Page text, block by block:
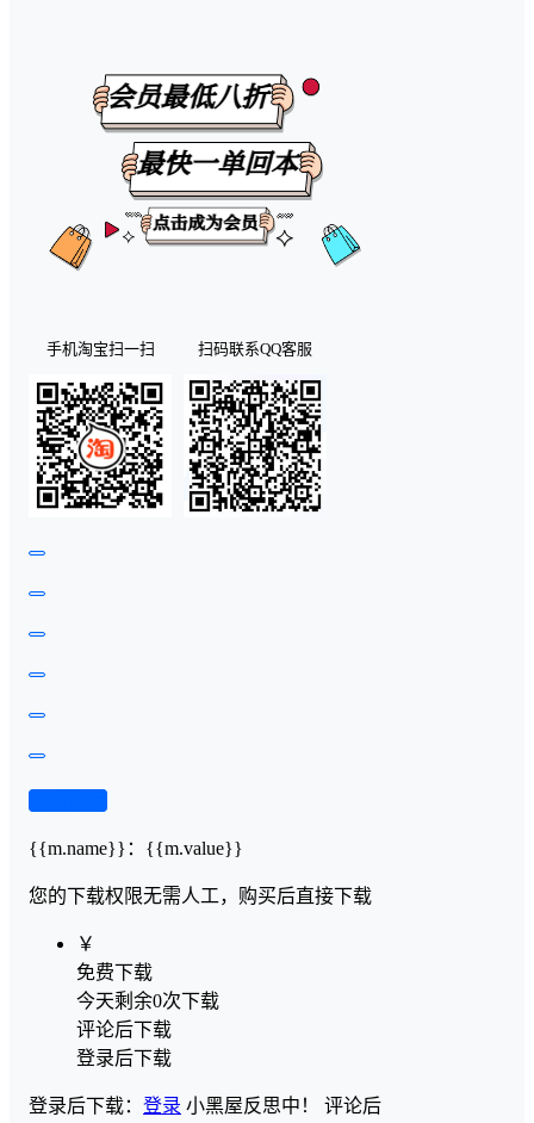
手机淘宝扫一扫 扫码联系QQ客服
{{m.name}} ： {{m.value}}
您的下载权限无需人工，购买后直接下载
￥
免费下载
今天剩余0次下载
评论后下载
登录后下载
登录后下载： 登录 小黑屋反思中！ 评论后